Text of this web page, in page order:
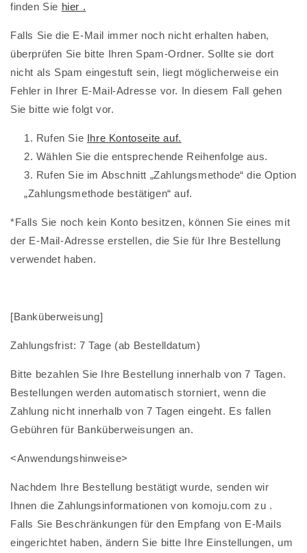
finden Sie hier .
Falls Sie die E-Mail immer noch nicht erhalten haben,
überprüfen Sie bitte Ihren Spam-Ordner. Sollte sie dort
nicht als Spam eingestuft sein, liegt möglicherweise ein
Fehler in Ihrer E-Mail-Adresse vor. In diesem Fall gehen
Sie bitte wie folgt vor.
Rufen Sie
Ihre Kontoseite auf.
Wählen Sie die entsprechende Reihenfolge aus.
Rufen Sie im Abschnitt „Zahlungsmethode“ die Option
„Zahlungsmethode bestätigen“ auf.
*Falls Sie noch kein Konto besitzen, können Sie eines mit
der E-Mail-Adresse erstellen, die Sie für Ihre Bestellung
verwendet haben.
[Banküberweisung]
Zahlungsfrist: 7 Tage (ab Bestelldatum)
Bitte bezahlen Sie Ihre Bestellung innerhalb von 7 Tagen.
Bestellungen werden automatisch storniert, wenn die
Zahlung nicht innerhalb von 7 Tagen eingeht. Es fallen
Gebühren für Banküberweisungen an.
<Anwendungshinweise>
Nachdem Ihre Bestellung bestätigt wurde, senden wir
Ihnen die Zahlungsinformationenvon komoju.com zu .
Falls Sie Beschränkungen für den Empfang von E-Mails
eingerichtet haben, ändern Sie bitte Ihre Einstellungen, um